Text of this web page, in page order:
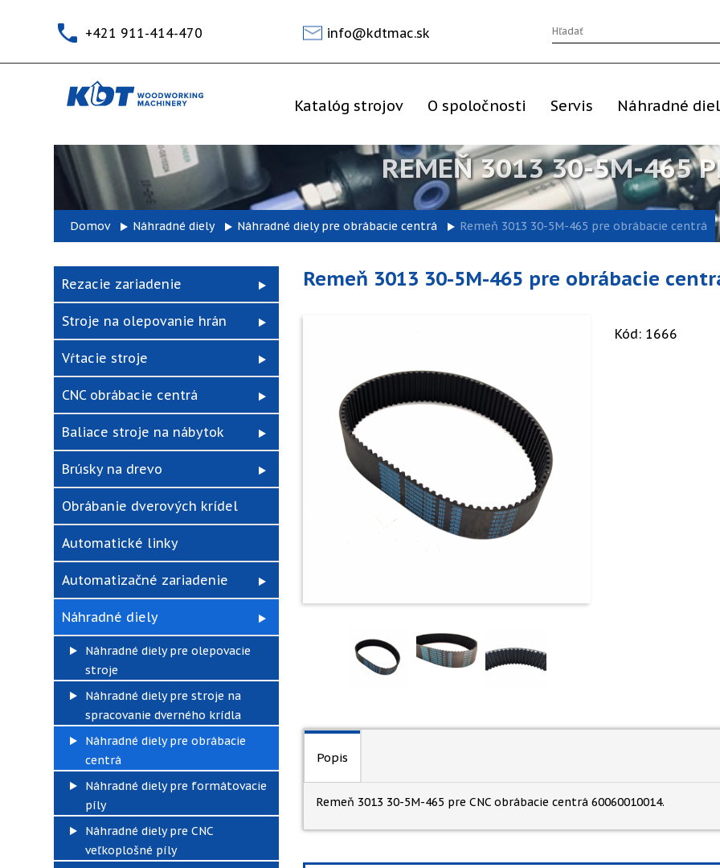
+421 911-414-470 info@kdtmac.sk
Katalóg strojov O spoločnosti Servis Náhradné
REMEŇ 3013 30-5M-465
Domov Náhradné diely Náhradné diely pre obrábacie centrá Remeň 3013 30-5M-465 pre obrábacie centrá
Rezacie zariadenie
Stroje na olepovanie hrán
Vŕtacie stroje
CNC obrábacie centrá
Baliace stroje na nábytok
Brúsky na drevo
Obrábanie dverových krídel
Automatické linky
Automatizačné zariadenie
Náhradné diely
Náhradné diely pre olepovacie
stroje
Náhradné diely pre stroje na
spracovanie dverného krídla
Náhradné diely pre obrábacie
centrá
Náhradné diely pre formátovacie
píly
Náhradné diely pre CNC
veľkoplošné píly
Remeň 3013 30-5M-465 pre obrábacie
Kód: 1666
Popis
Remeň 3013 30-5M-465 pre CNC obrábacie centrá 60060010014.